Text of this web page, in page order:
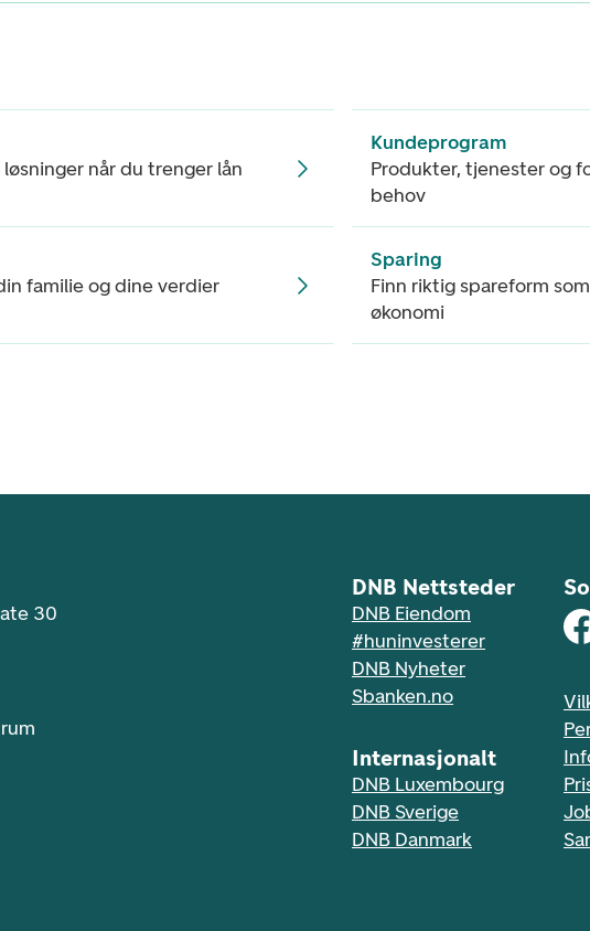
når du trenger lån
Kundeprogram
Produkter, tjenester og
behov
familie og dine verdier
Sparing
Finn riktig spareform
økonomi
30
DNB Nettsteder
DNB Eiendom
#huninvesterer
DNB Nyheter
Sbanken.no
Internasjonalt
DNB Luxembourg
DNB Sverige
DNB Danmark